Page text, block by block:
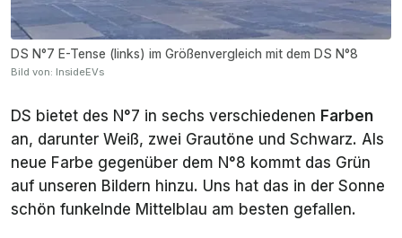
DS N°7 E-Tense (links) im Größenvergleich mit dem DS N°8
Bild von: InsideEVs
DS bietet des N°7 in sechs verschiedenen Farben
an, darunter Weiß, zwei Grautöne und Schwarz. Als
neue Farbe gegenüber dem N°8 kommt das Grün
auf unseren Bildern hinzu. Uns hat das in der Sonne
schön funkelnde Mittelblau am besten gefallen.